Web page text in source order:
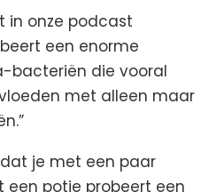
in onze podcast
een enorme
bacteriën die vooral
met alleen maar
je met een paar
potje probeert een